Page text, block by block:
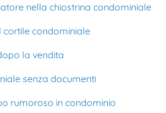
nella chiostrina condominiale
cortile condominiale
la vendita
senza documenti
rumoroso in condominio